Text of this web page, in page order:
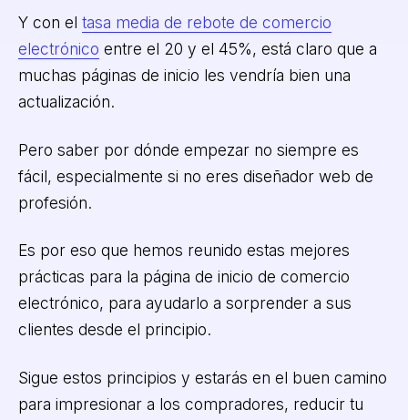
Y con el tasa media de rebote de comercio
electrónico entre el 20 y el 45%, está claro que a
muchas páginas de inicio les vendría bien una
actualización.
Pero saber por dónde empezar no siempre es
fácil, especialmente si no eres diseñador web de
profesión.
Es por eso que hemos reunido estas mejores
prácticas para la página de inicio de comercio
electrónico, para ayudarlo a sorprender a sus
clientes desde el principio.
Sigue estos principios y estarás en el buen camino
para impresionar a los compradores, reducir tu